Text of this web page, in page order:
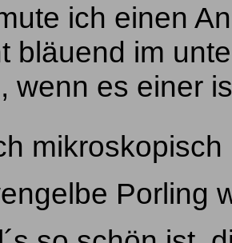
ich einen
bläuend im
wenn es einer
mikroskopisch
Porling